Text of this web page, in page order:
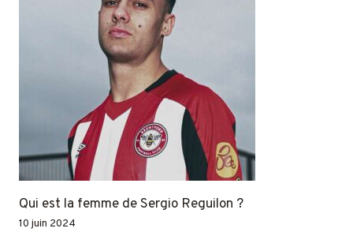
Qui est la femme de Sergio Reguilon ?
10 juin 2024